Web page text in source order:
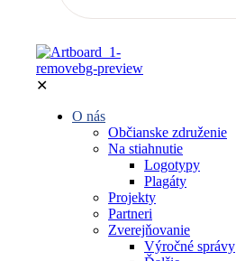
✕
O nás
Občianske združenie
Na stiahnutie
Logotypy
Plagáty
Projekty
Partneri
Zverejňovanie
Výročné správy